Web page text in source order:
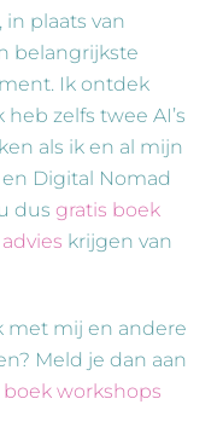
plaats van
belangrijkste
Ik ontdek
zelfs twee AI’s
als ik en al mijn
Digital Nomad
dus gratis boek
krijgen van
met mij en andere
Meld je dan aan
workshops